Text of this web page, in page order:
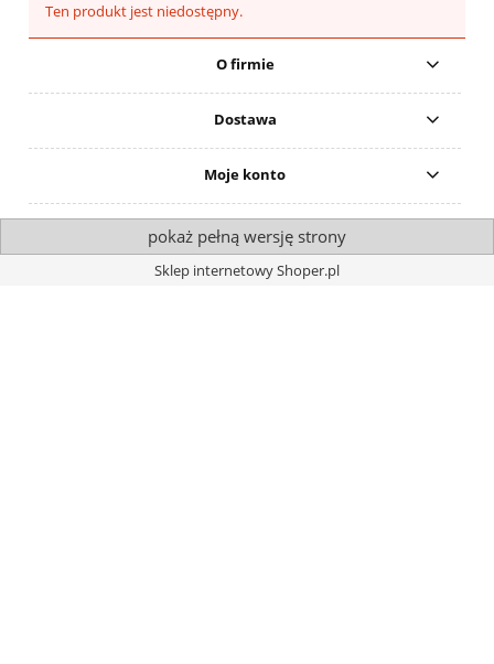
Ten produkt jest niedostępny.
O firmie
Dostawa
Moje konto
pokaż pełną wersję strony
Sklep internetowy Shoper.pl